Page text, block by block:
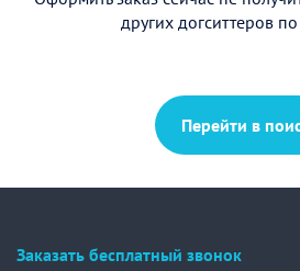
других догситтеров
Перейти в
Заказать бесплатный звонок